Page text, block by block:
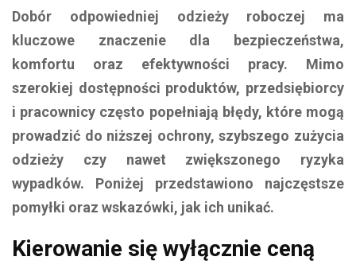
Dobór odpowiedniej odzieży roboczej ma
kluczowe znaczenie dla bezpieczeństwa,
komfortu oraz efektywności pracy. Mimo
szerokiej dostępności produktów, przedsiębiorcy
i pracownicy często popełniają błędy, które mogą
prowadzić do niższej ochrony, szybszego zużycia
odzieży czy nawet zwiększonego ryzyka
wypadków. Poniżej przedstawiono najczęstsze
pomyłki oraz wskazówki, jak ich unikać.
Kierowanie się wyłącznie ceną